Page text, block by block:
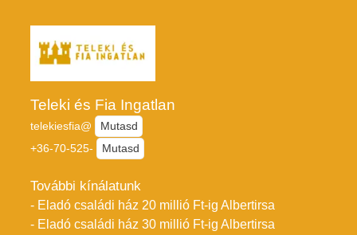
Teleki és Fia Ingatlan
telekiesfia@
Mutasd
+36-70-525-
Mutasd
További kínálatunk
- Eladó családi ház 20 millió Ft-ig Albertirsa
- Eladó családi ház 30 millió Ft-ig Albertirsa